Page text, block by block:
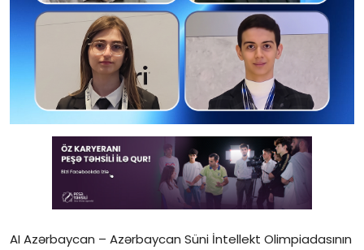
Rəsmi
Müsahibə
Elm və innovasiya
AI Azərbaycan – Azərbaycan Süni İntellekt Olimpiadasının